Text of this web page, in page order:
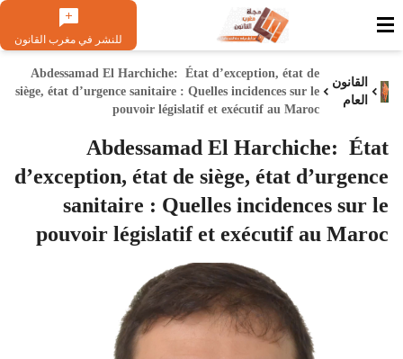
للنشر في مغرب القانون
القانون
العام
Abdessamad El Harchiche: État d’exception, état de
siège, état d’urgence sanitaire : Quelles incidences sur le
pouvoir législatif et exécutif au Maroc
Abdessamad El Harchiche: État
d’exception, état de siège, état d’urgence
sanitaire : Quelles incidences sur le
pouvoir législatif et exécutif au Maroc